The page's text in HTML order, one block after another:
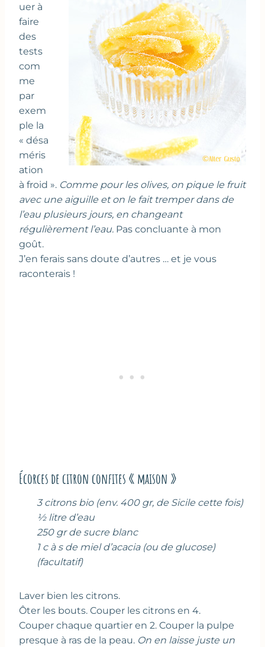
uer à
faire
des
tests
com
me
par
exem
ple la
« désa
méris
ation
à froid ». Comme pour les olives, on pique le fruit
avec une aiguille et on le fait tremper dans de
l’eau plusieurs jours, en changeant
régulièrement l’eau. Pas concluante à mon
goût.
J’en ferais sans doute d’autres … et je vous
raconterais !
Écorces de citron confites « maison »
3 citrons bio (env. 400 gr, de Sicile cette fois)
½ litre d’eau
250 gr de sucre blanc
1 c à s de miel d’acacia (ou de glucose)
(facultatif)
Laver bien les citrons.
Ôter les bouts. Couper les citrons en 4.
Couper chaque quartier en 2. Couper la pulpe
presque à ras de la peau. On en laisse juste un